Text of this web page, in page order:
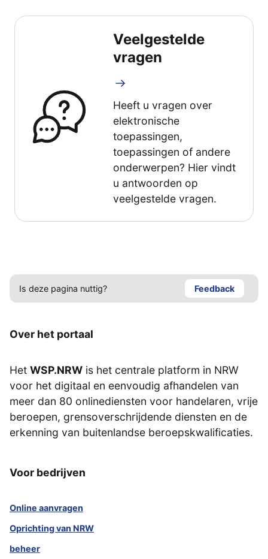
Veelgestelde
vragen
Heeft u vragen over
elektronische
toepassingen,
toepassingen of andere
onderwerpen? Hier vindt
u antwoorden op
veelgestelde vragen.
Is deze pagina nuttig? Feedback
Over het portaal
Het WSP.NRW is het centrale platform in NRW
voor het digitaal en eenvoudig afhandelen van
meer dan 80 onlinediensten voor handelaren, vrije
beroepen, grensoverschrijdende diensten en de
erkenning van buitenlandse beroepskwalificaties.
Voor bedrijven
Online aanvragen
Oprichting van NRW
beheer